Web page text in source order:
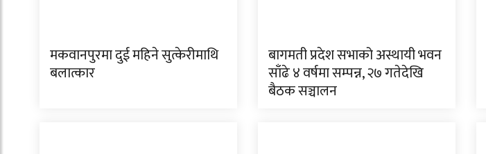
मकवानपुरमा दुई महिने सुत्केरीमाथि
बलात्कार
बागमती प्रदेश सभाको अस्थायी भवन
साँढे ४ वर्षमा सम्पन्न, २७ गतेदेखि
बैठक सञ्चालन